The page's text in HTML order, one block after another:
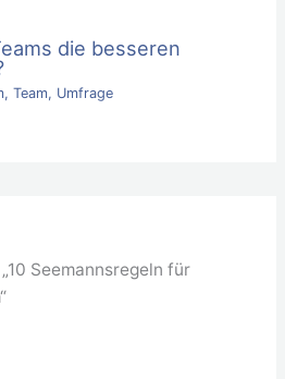
die besseren
,Team, Umfrage
Seemannsregeln für